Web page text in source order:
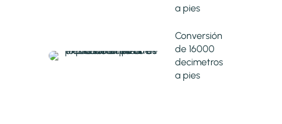
a pies
Conversión
de 16000
decimetros
a pies